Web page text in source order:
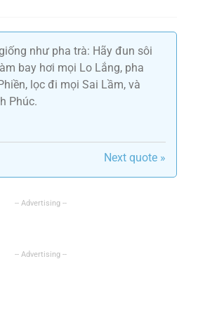
như pha trà: Hãy đun sôi
bay hơi mọi Lo Lắng, pha
lọc đi mọi Sai Lầm, và
Phúc.
Next quote »